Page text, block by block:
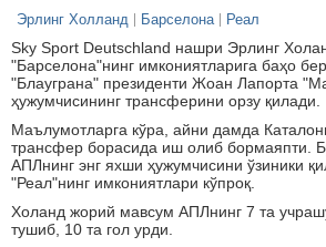
Эрлинг Холланд Барселона Реал
Sky Sport Deutschland нашри Эрлинг
"Барселона"нинг имкониятларига баҳо
"Блауграна" президенти Жоан Лапорта
ҳужумчисининг трансферини орзу қилади.
Маълумотларга кўра, айни дамда
трансфер борасида иш олиб бормаяпти.
АПЛнинг энг яхши ҳужумчисини ўзиники
"Реал"нинг имкониятлари кўпроқ.
Холанд жорий мавсум АПЛнинг 7 та
тушиб, 10 та гол урди.